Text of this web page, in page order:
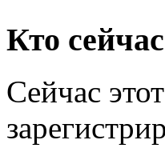
Кто
Сейчас